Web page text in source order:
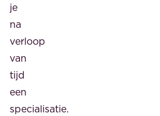
je
na
verloop
van
tijd
een
specialisatie.